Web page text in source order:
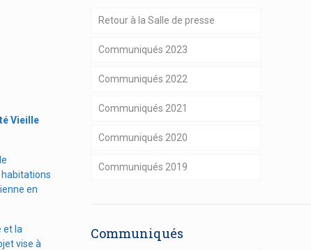
Vieille
habitations
en
et la
vise à
Retour à la Salle de presse
Communiqués 2023
Communiqués 2022
Communiqués 2021
Communiqués 2020
Communiqués 2019
Communiqués